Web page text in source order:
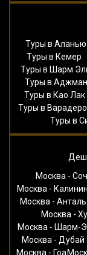
Туры в Аланью
Туры в Кемер
Туры в Шарм
Туры в Аджман
Туры в Као Лак
Туры в Варадеро
Туры в
Москва -
Москва -
Москва -
Москва -
Москва - Шарм-
Москва - Дубай
Москва - Гоа